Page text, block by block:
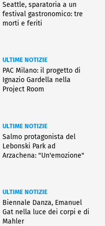
Seattle, sparatoria a un
festival gastronomico: tre
morti e feriti
ULTIME NOTIZIE
PAC Milano: il progetto di
Ignazio Gardella nella
Project Room
ULTIME NOTIZIE
Salmo protagonista del
Lebonski Park ad
Arzachena: "Un'emozione"
ULTIME NOTIZIE
Biennale Danza, Emanuel
Gat nella luce dei corpi e di
Mahler